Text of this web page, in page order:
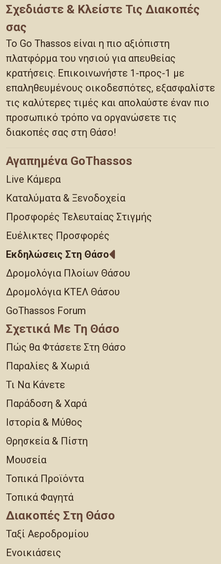
Σχεδιάστε & Κλείστε Τις Διακοπές
σας
Το Go Thassos είναι η πιο αξιόπιστη
πλατφόρμα του νησιού για απευθείας
κρατήσεις. Επικοινωνήστε 1-προς-1 με
επαληθευμένους οικοδεσπότες, εξασφαλίστε
τις καλύτερες τιμές και απολαύστε έναν πιο
προσωπικό τρόπο να οργανώσετε τις
διακοπές σας στη Θάσο!
Αγαπημένα GoThassos
Live Κάμερα
Καταλύματα & Ξενοδοχεία
Προσφορές Τελευταίας Στιγμής
Ευέλικτες Προσφορές
Εκδηλώσεις Στη Θάσο
Δρομολόγια Πλοίων Θάσου
Δρομολόγια ΚΤΕΛ Θάσου
GoThassos Forum
Σχετικά Με Τη Θάσο
Πώς θα Φτάσετε Στη Θάσο
Παραλίες & Χωριά
Τι Να Κάνετε
Παράδοση & Χαρά
Ιστορία & Μύθος
Θρησκεία & Πίστη
Μουσεία
Τοπικά Προϊόντα
Τοπικά Φαγητά
Διακοπές Στη Θάσο
Ταξί Αεροδρομίου
Ενοικιάσεις